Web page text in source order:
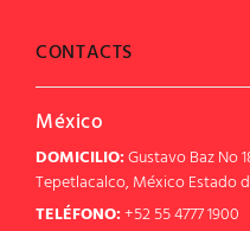
CONTACTS
México
DOMICILIO:Gustavo Baz No
Tepetlacalco, México Estado
TELÉFONO:+52 55 4777 1900